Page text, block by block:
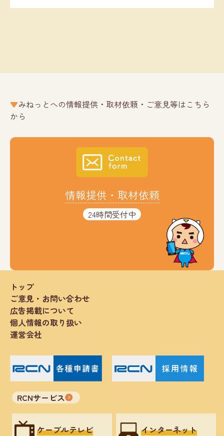
みねっとへの情報提供・取材依頼・ご意見等はこちら
から
情報提供・取材依頼
24時間受付中
トップ
ご意見・お問い合わせ
広告掲載について
個人情報の取り扱い
運営会社
RCNサービス
ケーブルテレビ インターネット